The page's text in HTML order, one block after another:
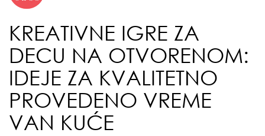
KREATIVNE IGRE ZA
DECU NA OTVORENOM:
IDEJE ZA KVALITETNO
PROVEDENO VREME
VAN KUĆE